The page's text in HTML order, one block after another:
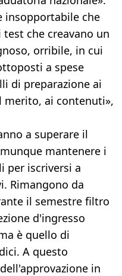
insopportabile che
che creavano un
orribile, in cui
a spese
di preparazione ai
merito, ai contenuti»,
a superare il
mantenere i
per iscriversi a
Rimangono da
il semestre filtro
d'ingresso
è quello di
A questo
in